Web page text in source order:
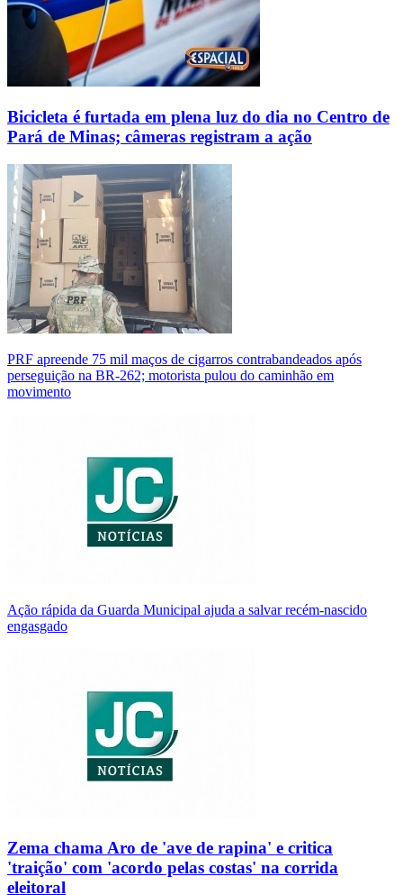
Bicicleta é furtada em plena luz do dia no Centro de
Pará de Minas; câmeras registram a ação
PRF apreende 75 mil maços de cigarros contrabandeados após
perseguição na BR-262; motorista pulou do caminhão em
movimento
Ação rápida da Guarda Municipal ajuda a salvar recém-nascido
engasgado
Zema chama Aro de 'ave de rapina' e critica
'traição' com 'acordo pelas costas' na corrida
eleitoral